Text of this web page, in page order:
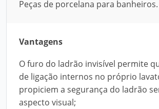
Peças de porcelana para banheiros.
Vantagens
O furo do ladrão invisível permite
de ligação internos no próprio
propiciem a segurança do ladrão
aspecto visual;